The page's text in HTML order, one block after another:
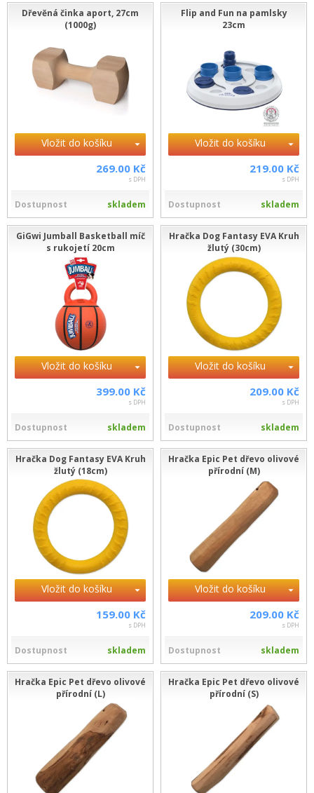
Dřevěná činka aport, 27cm
(1000g)
Vložit do košíku
269.00 Kč
s DPH
Dostupnost skladem
Flip and Fun na pamlsky
23cm
Vložit do košíku
219.00 Kč
s DPH
Dostupnost skladem
GiGwi Jumball Basketball míč
s rukojetí 20cm
Vložit do košíku
399.00 Kč
s DPH
Dostupnost skladem
Hračka Dog Fantasy EVA Kruh
žlutý (30cm)
Vložit do košíku
209.00 Kč
s DPH
Dostupnost skladem
Hračka Dog Fantasy EVA Kruh
žlutý (18cm)
Vložit do košíku
159.00 Kč
s DPH
Dostupnost skladem
Hračka Epic Pet dřevo olivové
přírodní (M)
Vložit do košíku
209.00 Kč
s DPH
Dostupnost skladem
Hračka Epic Pet dřevo olivové
přírodní (L)
Hračka Epic Pet dřevo olivové
přírodní (S)